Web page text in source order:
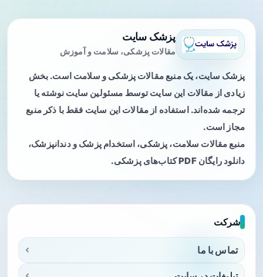
پزشک سایت
مقالات پزشکی، سلامت و آموزش
پزشک سایت، یک منبع مقالات پزشکی و سلامت است. بخش
زیادی از مقالات این سایت توسط مسئولین سایت نوشته یا
ترجمه شده‌اند. استفاده از مقالات این سایت فقط با ذکر منبع
مجاز است.
منبع مقالات سلامت، پزشکی، استخدام پزشک و دندانپزشک،
دانلود رایگان PDF کتاب‌های پزشکی.
شرکت
تماس با ما